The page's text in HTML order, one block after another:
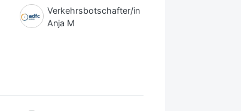
Verkehrsbotschafter/in
Anja M